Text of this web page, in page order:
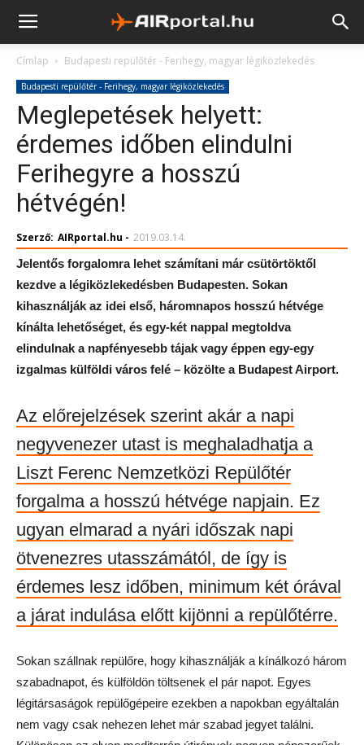
Címlap Budapesti repülőtér - Ferihegy, magyar légiközlekedés
Budapesti repülőtér - Ferihegy, magyar légiközlekedés
Meglepetések helyett:
érdemes időben elindulni
Ferihegyre a hosszú
hétvégén!
Szerző: AIRportal.hu - 2019.03.14.
Jelentős forgalomra lehet számítani már csütörtöktől
kezdve a légiközlekedésben Budapesten. Sokan
kihasználják az idei első, háromnapos hosszú hétvége
kínálta lehetőséget, és egy-két nappal megtoldva
elindulnak a napfényesebb tájak vagy éppen egy-egy
izgalmas külföldi város felé – közölte a Budapest Airport.
Az előrejelzések szerint akár a napi
negyvenezer utast is meghaladhatja a
Liszt Ferenc Nemzetközi Repülőtér
forgalma a hosszú hétvége napjain. Ez
ugyan elmarad a nyári időszak napi
ötvenezres utasszámától, de így is
érdemes lesz időben, minimum két órával
a járat indulása előtt kijönni a repülőtérre.
Sokan szállnak repülőre, hogy kihasználják a kínálkozó három
szabadnapot, és külföldön töltsenek el pár napot. Egyes
légitársaságok repülőgépeire ezekben a napokban egyáltalán
nem vagy csak nehezen lehet már szabad jegyet találni.